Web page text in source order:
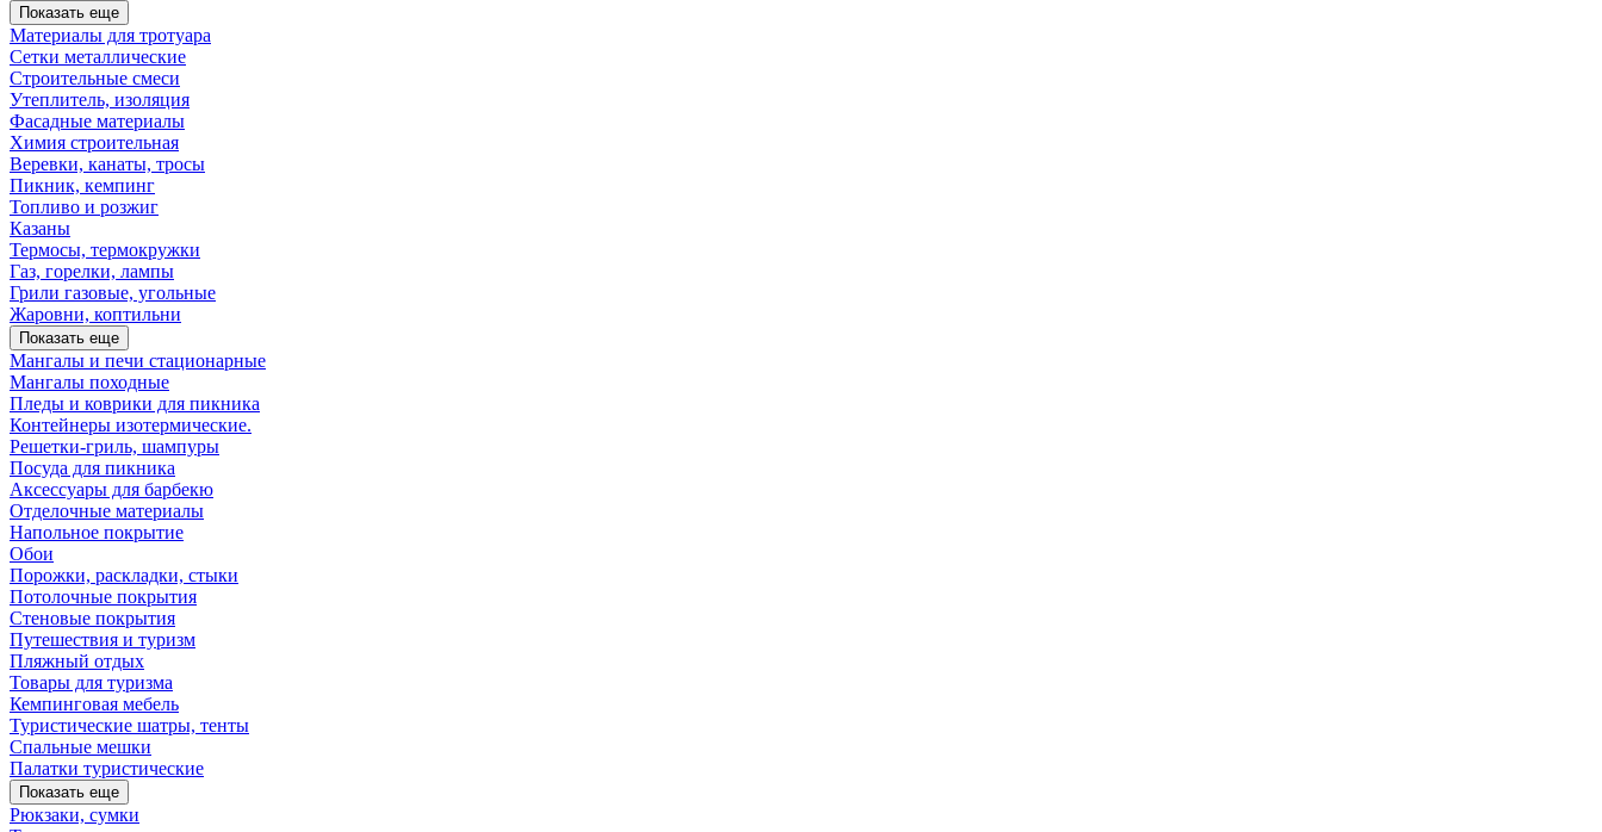
Показать еще
Материалы для тротуара
Сетки металлические
Строительные смеси
Утеплитель, изоляция
Фасадные материалы
Химия строительная
Веревки, канаты, тросы
Пикник, кемпинг
Топливо и розжиг
Казаны
Термосы, термокружки
Газ, горелки, лампы
Грили газовые, угольные
Жаровни, коптильни
Показать еще
Мангалы и печи стационарные
Мангалы походные
Пледы и коврики для пикника
Контейнеры изотермические.
Решетки-гриль, шампуры
Посуда для пикника
Аксессуары для барбекю
Отделочные материалы
Напольное покрытие
Обои
Порожки, раскладки, стыки
Потолочные покрытия
Стеновые покрытия
Путешествия и туризм
Пляжный отдых
Товары для туризма
Кемпинговая мебель
Туристические шатры, тенты
Спальные мешки
Палатки туристические
Показать еще
Рюкзаки, сумки